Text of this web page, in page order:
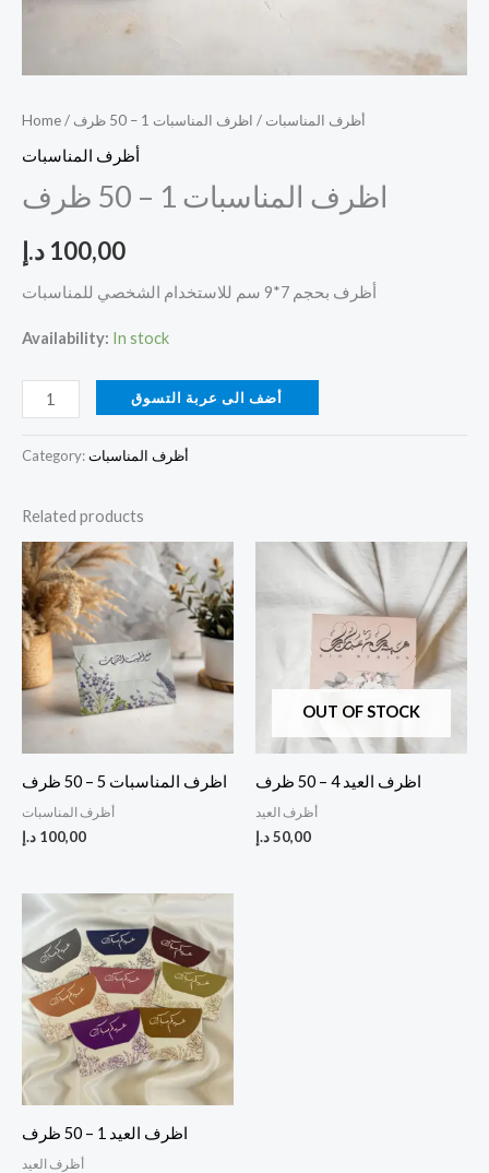
Home/ أظرف المناسبات / اظرف المناسبات 1 – 50 ظرف
أظرف المناسبات
اظرف المناسبات 1 – 50 ظرف
100,00 د.إ
أظرف بحجم 7*9 سم للاستخدام الشخصي للمناسبات
Availability: In stock
أضف الى عربة التسوق
Category:أظرف المناسبات
Related products
اظرف المناسبات 5 – 50 ظرف
أظرف المناسبات
100,00 د.إ
OUT OF STOCK
اظرف العيد 4 – 50 ظرف
أظرف العيد
50,00د.إ
اظرف العيد 1 – 50 ظرف
أظرف العيد